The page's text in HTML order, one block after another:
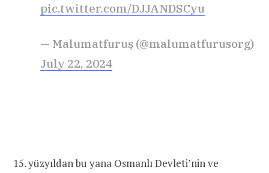
pic.twitter.com/DJJANDSCyu
— Malumatfuruş (@malumatfurusorg)
July 22, 2024
15. yüzyıldan bu yana Osmanlı Devleti’nin ve